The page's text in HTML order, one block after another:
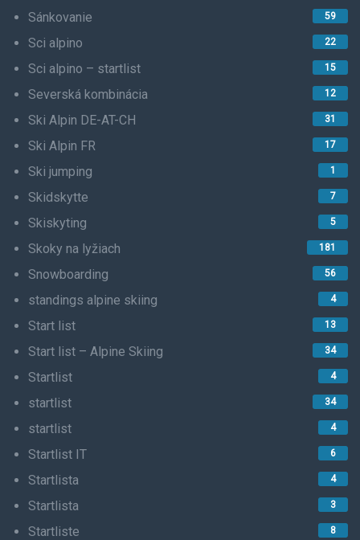
Sánkovanie 59
Sci alpino 22
Sci alpino – startlist 15
Severská kombinácia 12
Ski Alpin DE-AT-CH 31
Ski Alpin FR 17
Ski jumping 1
Skidskytte 7
Skiskyting 5
Skoky na lyžiach 181
Snowboarding 56
standings alpine skiing 4
Start list 13
Start list – Alpine Skiing 34
Startlist 4
startlist 34
startlist 4
Startlist IT 6
Startlista 4
Startlista 3
Startliste 8